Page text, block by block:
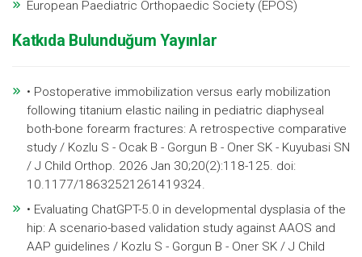
European Paediatric Orthopaedic Society (EPOS)
Katkıda Bulunduğum Yayınlar
• Postoperative immobilization versus early mobilization
following titanium elastic nailing in pediatric diaphyseal
both-bone forearm fractures: A retrospective comparative
study / Kozlu S - Ocak B - Gorgun B - Oner SK - Kuyubasi SN
/ J Child Orthop. 2026 Jan 30;20(2):118-125. doi:
10.1177/18632521261419324.
• Evaluating ChatGPT-5.0 in developmental dysplasia of the
hip: A scenario-based validation study against AAOS and
AAP guidelines / Kozlu S - Gorgun B - Oner SK / J Child